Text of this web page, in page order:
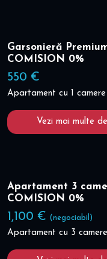
Garsonieră
COMISION 0%
550 €
Apartament cu 1
Vezi mai multe
Apartament 3
COMISION 0%
1,100 € (negociabil)
Apartament cu 3